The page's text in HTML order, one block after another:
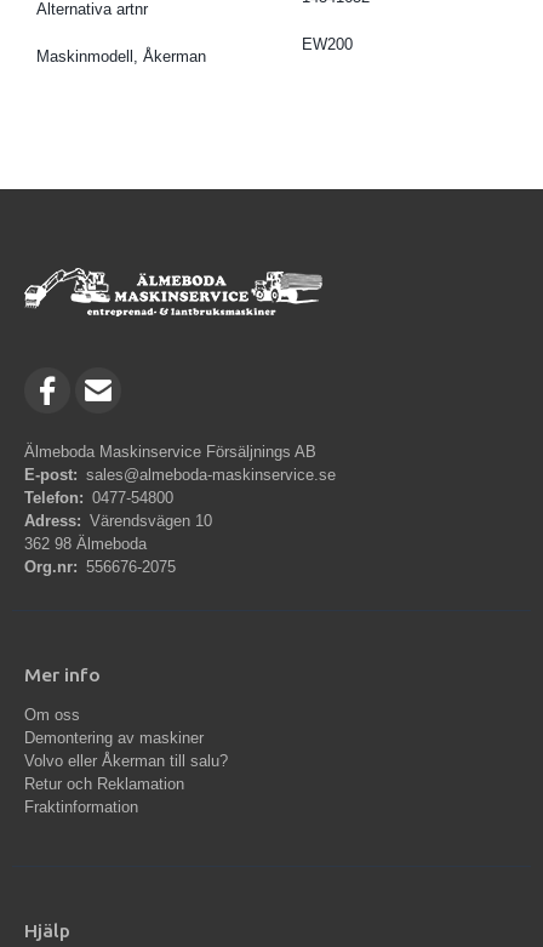
Alternativa artnr
Maskinmodell, Åkerman
EW200
Älmeboda Maskinservice Försäljnings AB
E-post: sales@almeboda-maskinservice.se
Telefon: 0477-54800
Adress: Värendsvägen 10
362 98 Älmeboda
Org.nr: 556676-2075
Mer info
Om oss
Demontering av maskiner
Volvo eller Åkerman till salu?
Retur och Reklamation
Fraktinformation
Hjälp